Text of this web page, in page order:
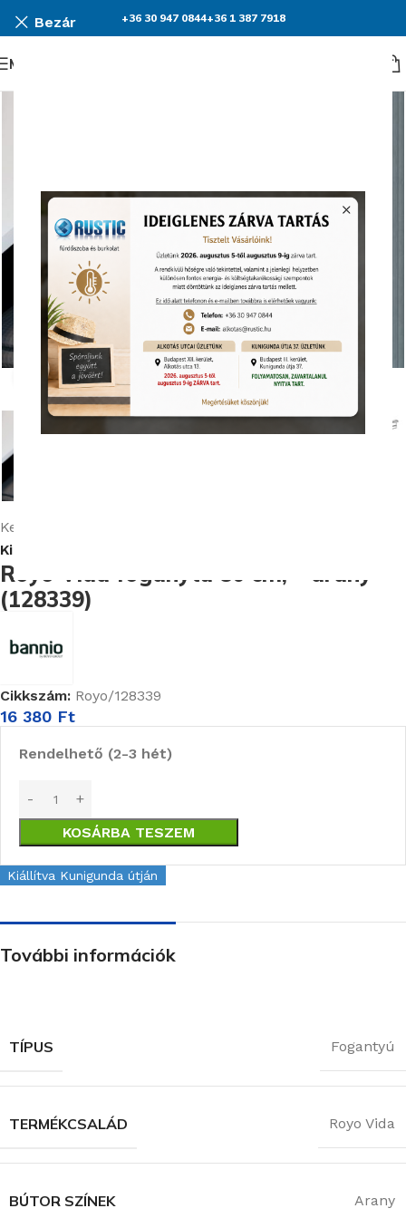
Bezár +36 30 947 0844+36 1 387 7918
Menü
Nagyításhoz kattints ide
Kezdőlap
Kiegészítő Fürdőszobabútorhoz
Royo Vida foganytú 80 cm, – arany
(128339)
Cikkszám: Royo/128339
16 380 Ft
Rendelhető (2-3 hét)
KOSÁRBA TESZEM
Kiállítva Kunigunda útján
További információk
TÍPUS Fogantyú
TERMÉKCSALÁD Royo Vida
BÚTOR SZÍNEK Arany